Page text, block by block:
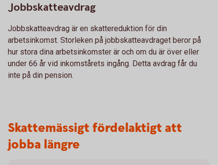
Jobbskatteavdrag
Jobbskatteavdrag är en skattereduktion för din
arbetsinkomst. Storleken på jobbskatteavdraget beror på
hur stora dina arbetsinkomster är och om du är över eller
under 66 år vid inkomstårets ingång. Detta avdrag får du
inte på din pension.
Skattemässigt fördelaktigt att
jobba längre